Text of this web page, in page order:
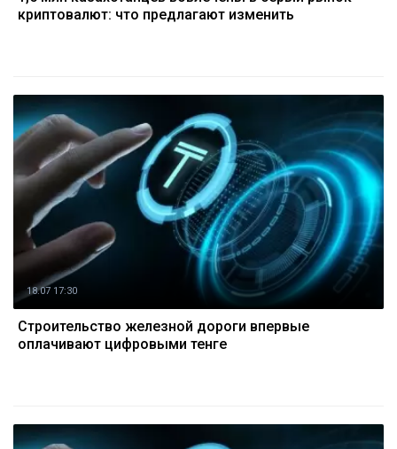
криптовалют: что предлагают изменить
18.07 17:30
Строительство железной дороги впервые
оплачивают цифровыми тенге